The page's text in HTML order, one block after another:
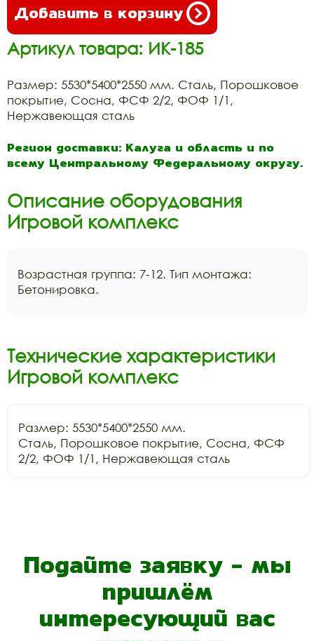
Добавить в корзину
Артикул товара: ИК-185
Размер: 5530*5400*2550 мм. Сталь, Порошковое
покрытие, Сосна, ФСФ 2/2, ФОФ 1/1,
Нержавеющая сталь
Регион доставки: Калуга и область и по
всему Центральному Федеральному округу.
Описание оборудования
Игровой комплекс
Возрастная группа: 7-12. Тип монтажа:
Бетонировка.
Технические характеристики
Игровой комплекс
Размер: 5530*5400*2550 мм.
Сталь, Порошковое покрытие, Сосна, ФСФ
Подайте заявку - мы
пришлём
интересующий вас